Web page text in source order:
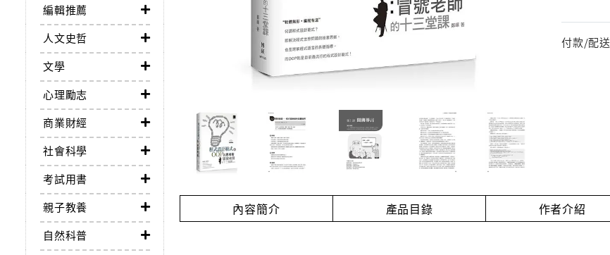
編輯推薦
人文史哲
文學
心理勵志
商業財經
社會科學
考試用書
親子教養
自然科普
付款/配送
內容簡介 產品目錄 作者介紹